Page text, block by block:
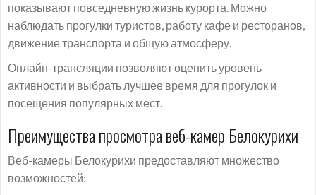
показывают повседневную жизнь курорта. Можно
наблюдать прогулки туристов, работу кафе и ресторанов,
движение транспорта и общую атмосферу.
Онлайн-трансляции позволяют оценить уровень
активности и выбрать лучшее время для прогулок и
посещения популярных мест.
Преимущества просмотра веб-камер Белокурихи
Веб-камеры Белокурихи предоставляют множество
возможностей: